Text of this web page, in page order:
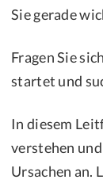
Sie gerade
Fragen Sie
startet und
In diesem
verstehen
Ursachen an.